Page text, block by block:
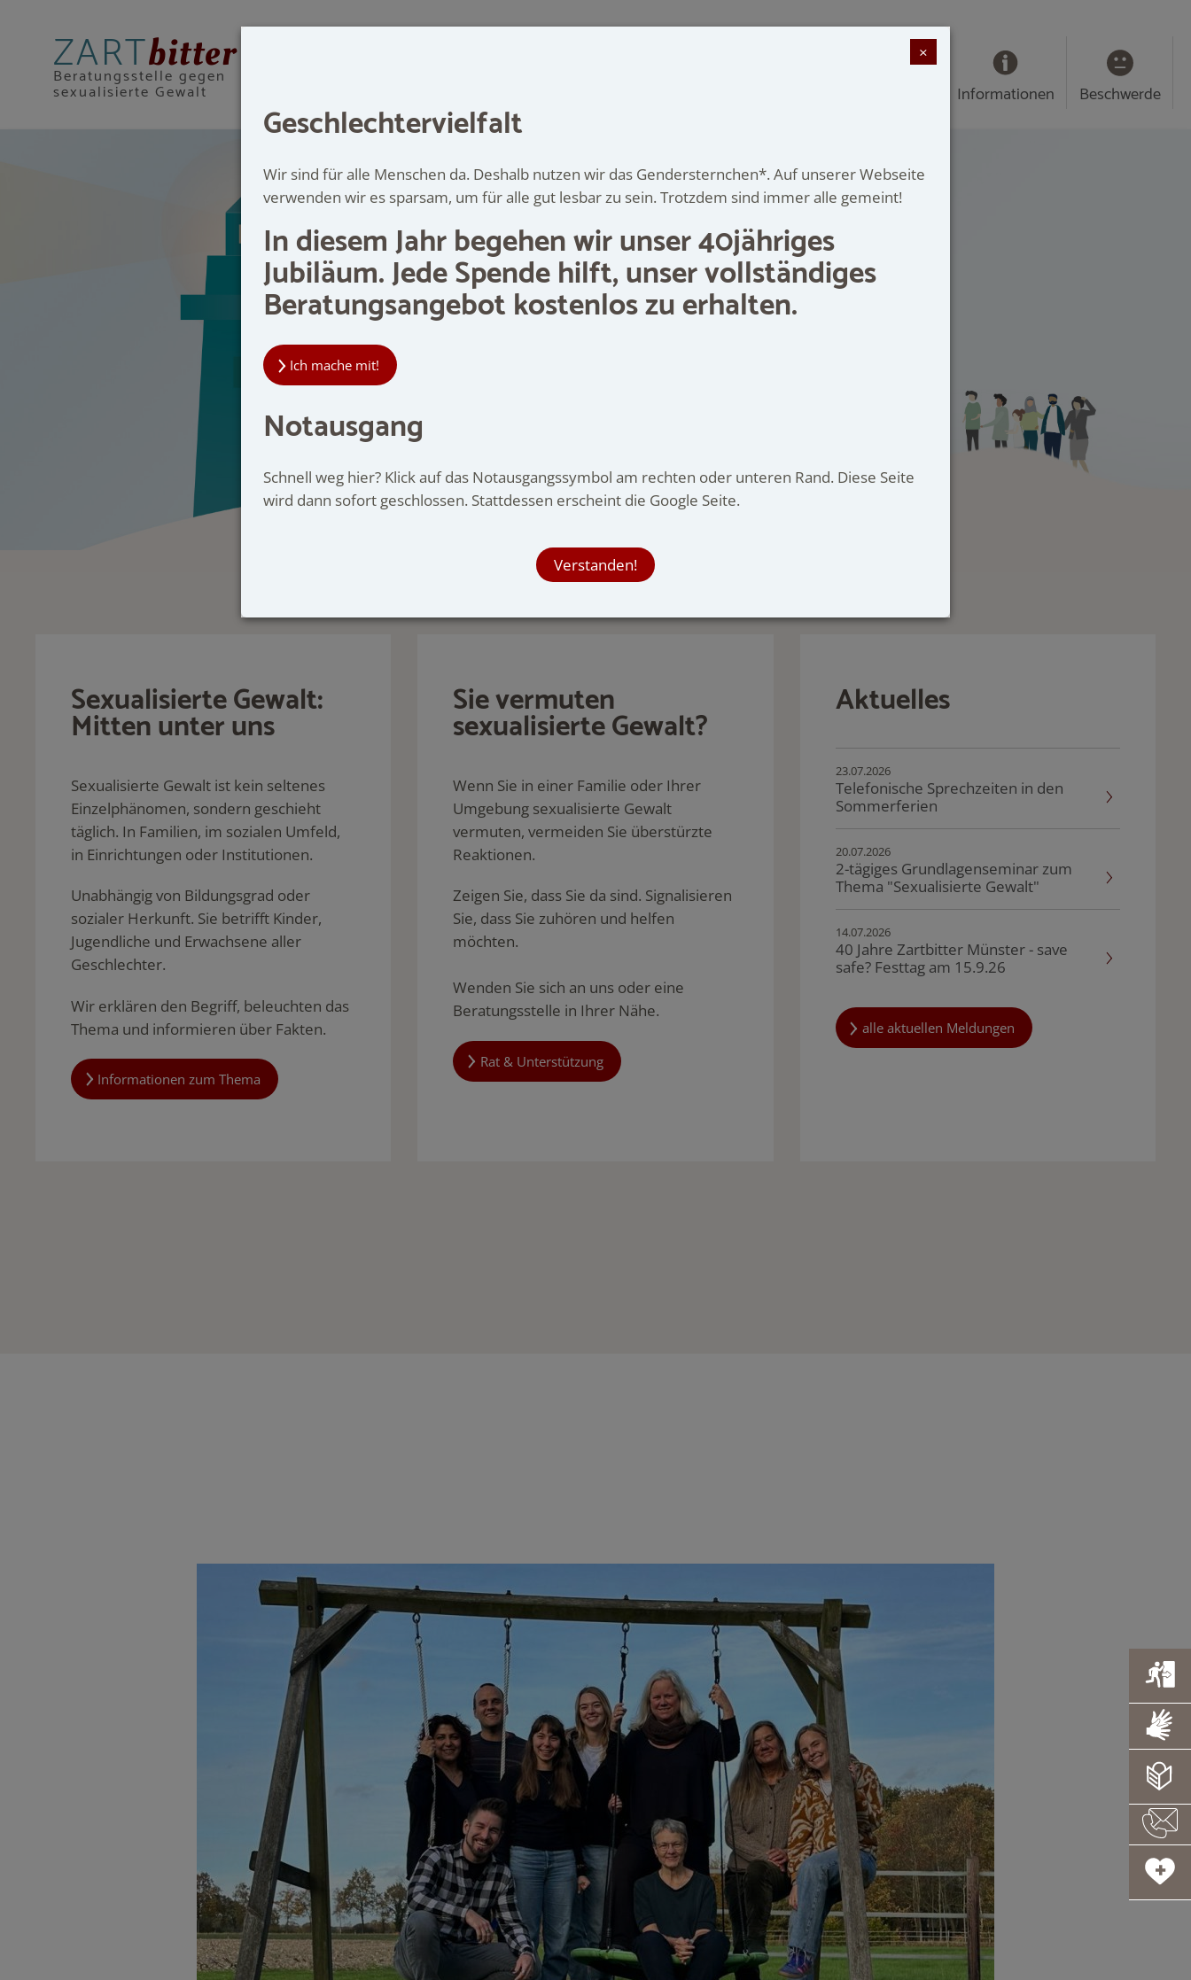
ZARTbitter
Beratungsstelle gegen
sexualisierte Gewalt Informationen Beschwerde
MÜNSTER, BORKEN, COESFELD, NÖRDLICHES RUHRGEBIET
Wir geben Raum für Orientierung,
Mut, Gefühle, Wachstum.
Tel: 0251-4140555
Angebote für Erwachsene, Jugendliche & Kinder
Sexualisierte Gewalt:
Mitten unter uns
Sexualisierte Gewalt ist kein seltenes
Einzelphänomen, sondern geschieht
täglich. In Familien, im sozialen Umfeld,
in Einrichtungen oder Institutionen.
Unabhängig von Bildungsgrad oder
sozialer Herkunft. Sie betrifft Kinder,
Jugendliche und Erwachsene aller
Geschlechter.
Wir erklären den Begriff, beleuchten das
Thema und informieren über Fakten.
Informationen zum Thema
Sie vermuten
sexualisierte Gewalt?
Wenn Sie in einer Familie oder Ihrer
Umgebung sexualisierte Gewalt
vermuten, vermeiden Sie überstürzte
Reaktionen.
Zeigen Sie, dass Sie da sind. Signalisieren
Sie, dass Sie zuhören und helfen
möchten.
Wenden Sie sich an uns oder eine
Beratungsstelle in Ihrer Nähe.
Rat & Unterstützung
Aktuelles
23.07.2026
Telefonische Sprechzeiten in den
Sommerferien
20.07.2026
2-tägiges Grundlagenseminar zum
Thema "Sexualisierte Gewalt"
14.07.2026
40 Jahre Zartbitter Münster - save
safe? Festtag am 15.9.26
alle aktuellen Meldungen
×
Geschlechtervielfalt
Wir sind für alle Menschen da. Deshalb nutzen wir das Gendersternchen*. Auf unserer Webseite
verwenden wir es sparsam, um für alle gut lesbar zu sein. Trotzdem sind immer alle gemeint!
In diesem Jahr begehen wir unser 40jähriges
Jubiläum. Jede Spende hilft, unser vollständiges
Beratungsangebot kostenlos zu erhalten.
Ich mache mit!
Notausgang
Schnell weg hier? Klick auf das Notausgangssymbol am rechten oder unteren Rand. Diese Seite
wird dann sofort geschlossen. Stattdessen erscheint die Google Seite.
Verstanden!